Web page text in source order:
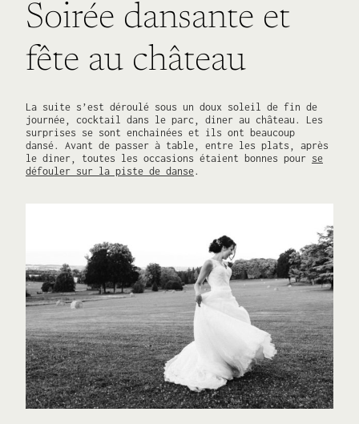
Soirée dansante et
fête au château
La suite s’est déroulé sous un doux soleil de fin de
journée, cocktail dans le parc, diner au château. Les
surprises se sont enchainées et ils ont beaucoup
dansé. Avant de passer à table, entre les plats, après
le diner, toutes les occasions étaient bonnes pour se
défouler sur la piste de danse.